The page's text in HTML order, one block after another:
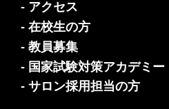
- アクセス
- 在校生の方
- 教員募集
- 国家試験対策アカデミー
- サロン採用担当の方